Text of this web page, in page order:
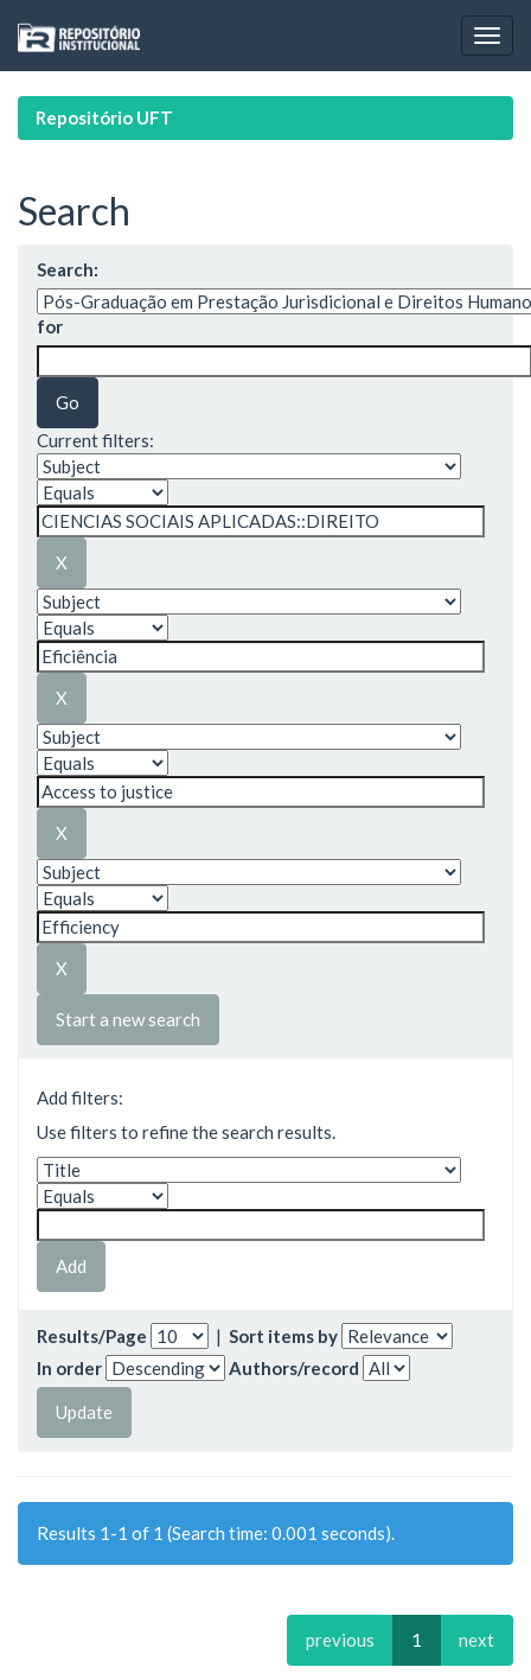
navigation
Repositório UFT
Search
Search:
for
Current filters:
Start a new search
Add filters:
Use filters to refine the search results.
Results/Page | Sort items by
In order
Authors/record
Results 1-1 of 1 (Search time: 0.001 seconds).
previous 1 next